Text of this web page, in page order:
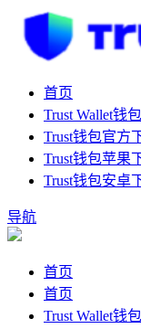
首页
Trust Wallet钱
Trust钱包官方
Trust钱包苹果
Trust钱包安卓
导航
首页
首页
Trust Wallet钱